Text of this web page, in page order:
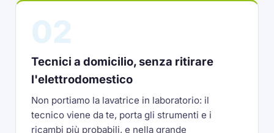
Tecnici a domicilio, senza ritirare
l'elettrodomestico
Non portiamo la lavatrice in laboratorio: il
tecnico viene da te, porta gli strumenti e i
ricambi più probabili, e nella grande